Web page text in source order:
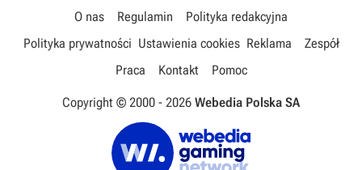
O nas Regulamin
Polityka redakcyjna
Polityka prywatności Ustawienia cookies Reklama
Zespół
Praca
Kontakt Pomoc
Copyright © 2000 - 2026 Webedia Polska SA